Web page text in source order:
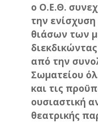
ο Ο.Ε.Θ.
την
θιάσων των
από την
Σωματείου
και τις
ουσιαστική
θεατρικής